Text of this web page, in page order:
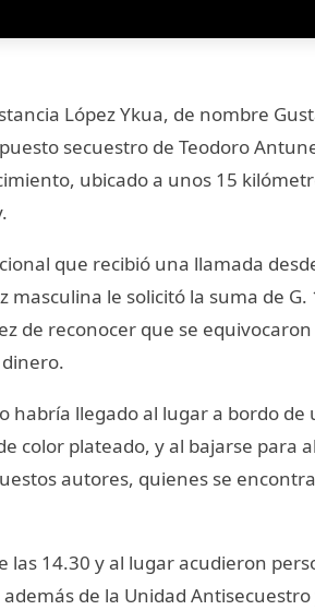
López Ykua, de nombre
secuestro de Teodoro
ubicado a unos 15
que recibió una llamada
masculina le solicitó la suma de
de reconocer que se
habría llegado al lugar a bordo de
color plateado, y al bajarse para
autores, quienes se
las 14.30 y al lugar acudieron
de la Unidad